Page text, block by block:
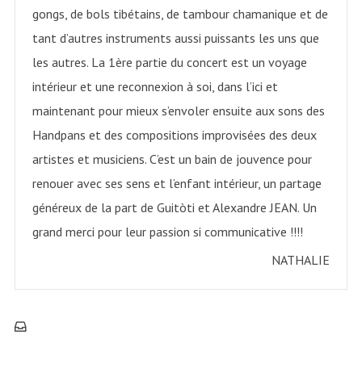
gongs, de bols tibétains, de tambour chamanique et de
tant d’autres instruments aussi puissants les uns que
les autres. La 1ère partie du concert est un voyage
intérieur et une reconnexion à soi, dans l’ici et
maintenant pour mieux s’envoler ensuite aux sons des
Handpans et des compositions improvisées des deux
artistes et musiciens. C’est un bain de jouvence pour
renouer avec ses sens et l’enfant intérieur, un partage
généreux de la part de Guitòti et Alexandre JEAN. Un
grand merci pour leur passion si communicative !!!!
NATHALIE